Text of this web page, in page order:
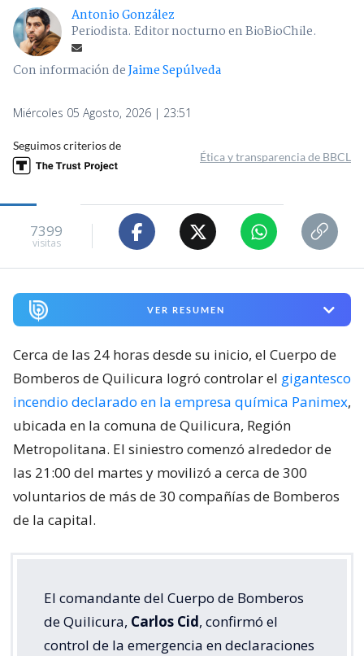
Antonio González
Periodista. Editor nocturno en BioBioChile.
Con información deJaime Sepúlveda
Miércoles 05 Agosto, 2026 | 23:51
Seguimos criterios de
Ética y transparencia de BBCL
7399
visitas
VER RESUMEN
Cerca de las 24 horas desde su inicio, el Cuerpo de
Bomberos de Quilicura logró controlar el gigantesco
incendio declarado en la empresa química Panimex,
ubicada en la comuna de Quilicura, Región
Metropolitana. El siniestro comenzó alrededor de
las 21:00 del martes y movilizó a cerca de 300
voluntarios de más de 30 compañías de Bomberos
de la capital.
El comandante del Cuerpo de Bomberos
de Quilicura, Carlos Cid, confirmó el
control de la emergencia en declaraciones